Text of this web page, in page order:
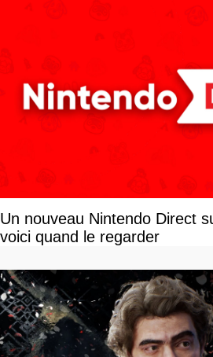
Un nouveau Nintendo Direct
voici quand le regarder